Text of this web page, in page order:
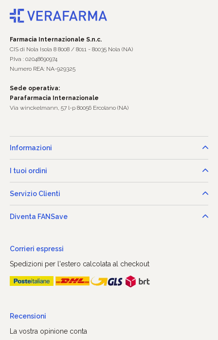
Farmacia Internazionale S.n.c.
CIS di Nola Isola 8 8008 / 8011 - 80035 Nola (NA)
P.Iva : 02048690974
Numero REA: NA-929325
Sede operativa:
Parafarmacia Internazionale
Via winckelmann, 57 l-p 80056 Ercolano (NA)
Informazioni
I tuoi ordini
Servizio Clienti
Diventa FANSave
Corrieri espressi
Spedizioni per l'estero calcolata al checkout
Recensioni
La vostra opinione conta